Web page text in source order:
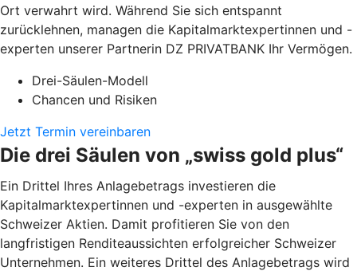
Ort verwahrt wird. Während Sie sich entspannt
zurücklehnen, managen die Kapitalmarktexpertinnen und -
experten unserer Partnerin DZ PRIVATBANK Ihr Vermögen.
Drei-Säulen-Modell
Chancen und Risiken
Jetzt Termin vereinbaren
Die drei Säulen von „swiss gold plus“
Ein Drittel Ihres Anlagebetrags investieren die
Kapitalmarktexpertinnen und -experten in ausgewählte
Schweizer Aktien. Damit profitieren Sie von den
langfristigen Renditeaussichten erfolgreicher Schweizer
Unternehmen. Ein weiteres Drittel des Anlagebetrags wird